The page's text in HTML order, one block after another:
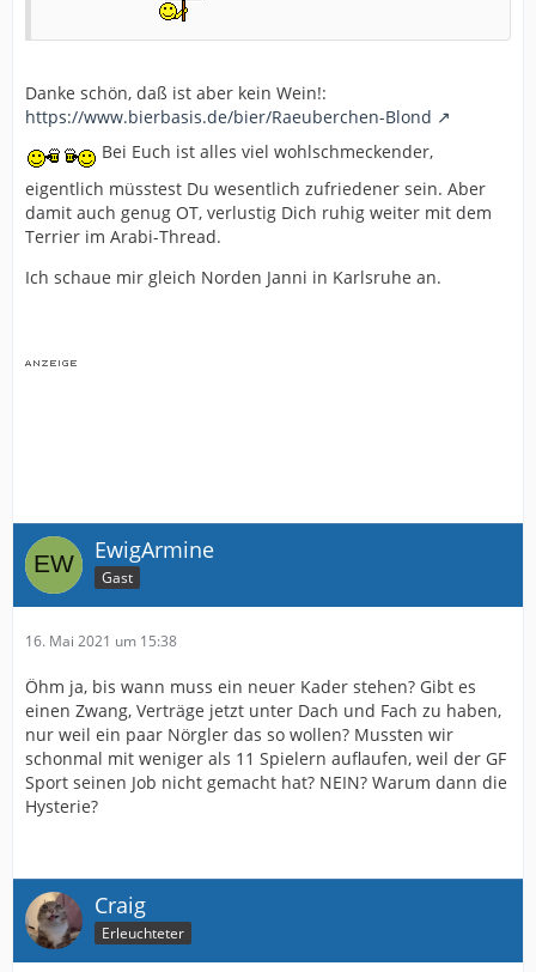
Danke schön, daß ist aber kein Wein!:
https://www.bierbasis.de/bier/Raeuberchen-Blond
Bei Euch ist alles viel wohlschmeckender,
eigentlich müsstest Du wesentlich zufriedener sein. Aber
damit auch genug OT, verlustig Dich ruhig weiter mit dem
Terrier im Arabi-Thread.
Ich schaue mir gleich Norden Janni in Karlsruhe an.
EwigArmine
Gast
16. Mai 2021 um 15:38
Öhm ja, bis wann muss ein neuer Kader stehen? Gibt es
einen Zwang, Verträge jetzt unter Dach und Fach zu haben,
nur weil ein paar Nörgler das so wollen? Mussten wir
schonmal mit weniger als 11 Spielern auflaufen, weil der GF
Sport seinen Job nicht gemacht hat? NEIN? Warum dann die
Hysterie?
Craig
Erleuchteter